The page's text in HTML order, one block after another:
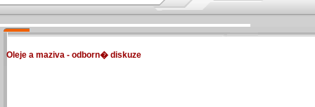
Oleje a maziva - odborn� diskuze